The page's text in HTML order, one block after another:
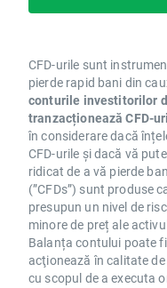
CFD-urile sunt
pierde rapid bani din
conturile investitorilor
tranzacționează CFD-
în considerare dacă
CFD-urile și dacă vă
ridicat de a vă pierde
(”CFDs”) sunt produse
presupun un nivel de
minore de preț ale
Balanța contului poate
acţionează în calitate
cu scopul de a executa